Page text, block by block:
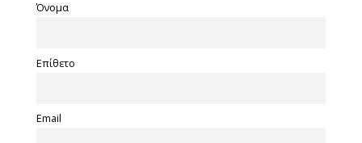
Όνομα
Επίθετο
Email